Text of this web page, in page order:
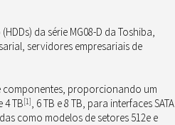
da série MG08-D da Toshiba,
servidores empresariais de
componentes, proporcionando um
TB[1], 6 TB e 8 TB, para interfaces SATA
como modelos de setores 512e e